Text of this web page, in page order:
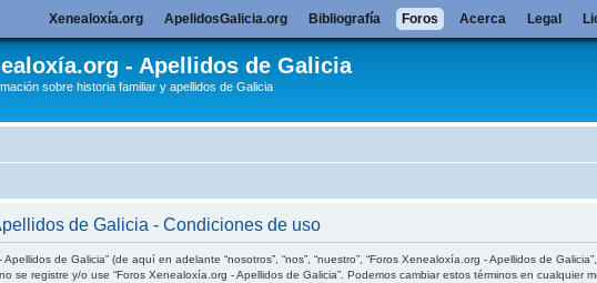
- Apellidos de Galicia
sobre historia familiar y apellidos de Galicia
de Galicia - Condiciones de uso
de Galicia” (de aquí en adelante “nosotros”, “nos”, “nuestro”, “Foros Xenealoxía.org - Apellidos de
se registre y/o use “Foros Xenealoxía.org - Apellidos de Galicia”. Podemos cambiar estos términos en
Xenealoxía.org ApelidosGalicia.org Bibliografía Foros Acerca Legal